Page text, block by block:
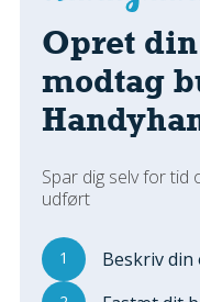
Montage Og
Reparation Og
Andet
Indendørs
Udendørs
Opret
modtag
Spar dig selv for
udført
1 Beskriv din